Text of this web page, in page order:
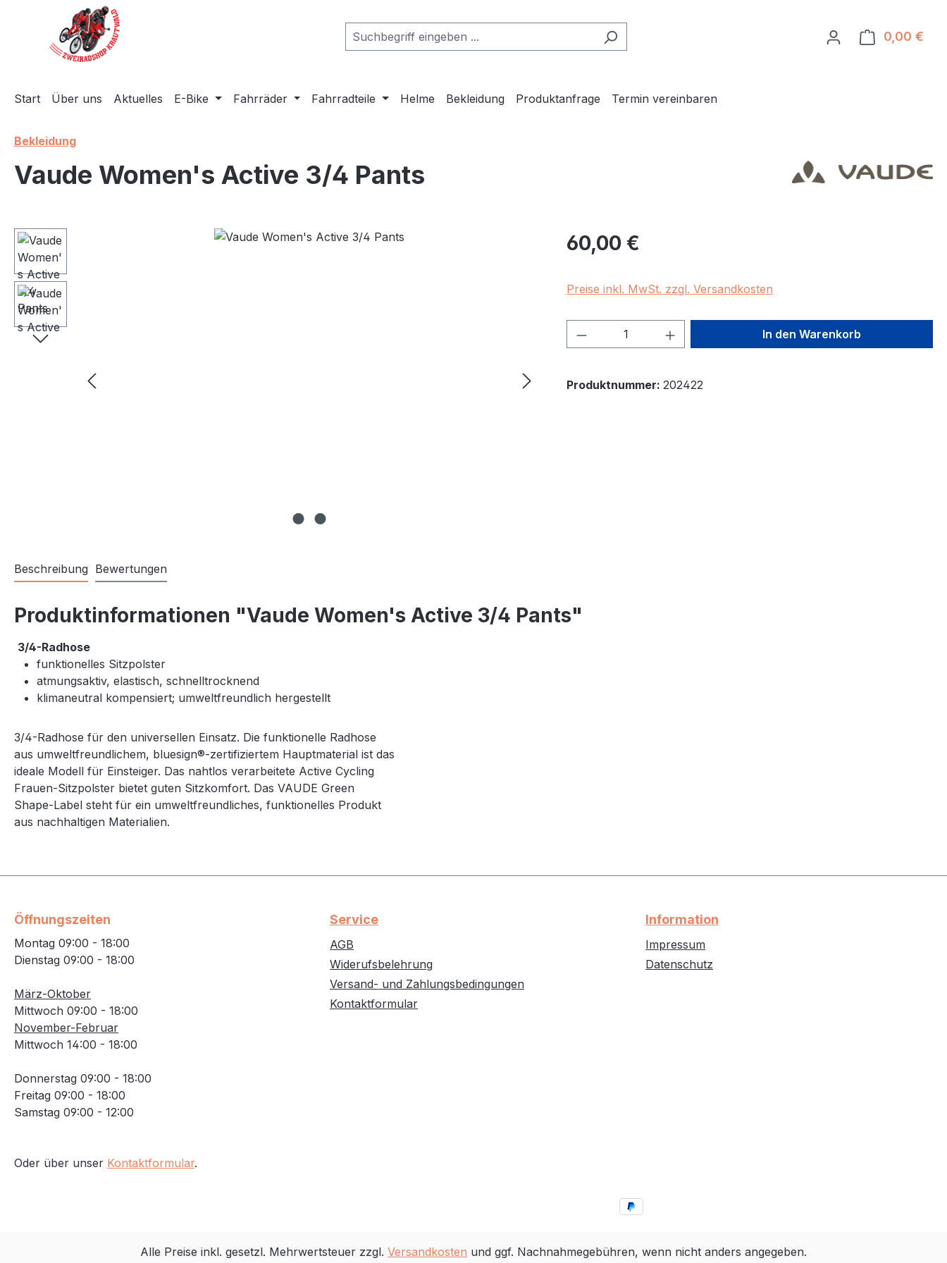
Hauptinhalt springen
Zur Suche springen
Zur Hauptnavigation springen
0,00 €
Start Über uns Aktuelles E-Bike Fahrräder Fahrradteile Helme Bekleidung Produktanfrage Termin vereinbaren
Bekleidung
Vaude Women's Active 3/4 Pants
Bildergalerie überspringen Regulärer Preis:
60,00 €
Preise inkl. MwSt. zzgl. Versandkosten
Produkt Anzahl: Gib den gewünschten Wert
In den Warenkorb
Produktnummer: 202422
Beschreibung Bewertungen
Produktinformationen "Vaude Women's Active 3/4 Pants"
3/4-Radhose
funktionelles Sitzpolster
atmungsaktiv, elastisch, schnelltrocknend
klimaneutral kompensiert; umweltfreundlich hergestellt
3/4-Radhose für den universellen Einsatz. Die funktionelle Radhose
aus umweltfreundlichem, bluesign®-zertifiziertem Hauptmaterial ist das
ideale Modell für Einsteiger. Das nahtlos verarbeitete Active Cycling
Frauen-Sitzpolster bietet guten Sitzkomfort. Das VAUDE Green
Shape-Label steht für ein umweltfreundliches, funktionelles Produkt
aus nachhaltigen Materialien.
Öffnungszeiten
Montag 09:00 - 18:00
Dienstag 09:00 - 18:00
März-Oktober
Mittwoch 09:00 - 18:00
November-Februar
Mittwoch 14:00 - 18:00
Donnerstag 09:00 - 18:00
Freitag 09:00 - 18:00
Samstag 09:00 - 12:00
Oder über unser Kontaktformular.
Service
AGB
Widerufsbelehrung
Versand- und Zahlungsbedingungen
Kontaktformular
Information
Impressum
Datenschutz
Alle Preise inkl. gesetzl. Mehrwertsteuer zzgl. Versandkosten und ggf. Nachnahmegebühren, wenn nicht anders angegeben.